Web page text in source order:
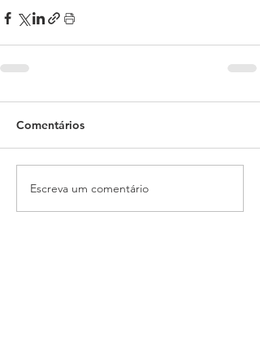
Comentários
Escreva um comentário